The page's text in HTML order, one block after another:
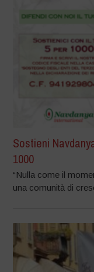
Sostieni
1000
“Nulla come il
una comunità di